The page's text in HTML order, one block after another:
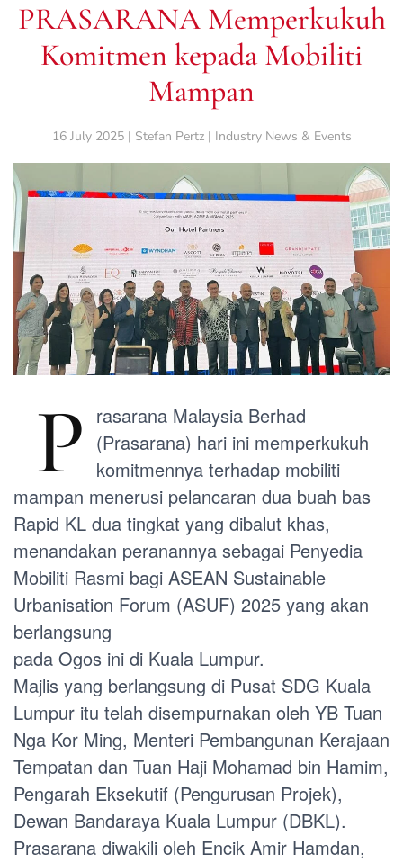
PRASARANA Memperkukuh
Komitmen kepada Mobiliti
Mampan
16 July 2025 | Stefan Pertz | Industry News & Events
P rasarana Malaysia Berhad
(Prasarana) hari ini memperkukuh
komitmennya terhadap mobiliti
mampan menerusi pelancaran dua buah bas
Rapid KL dua tingkat yang dibalut khas,
menandakan peranannya sebagai Penyedia
Mobiliti Rasmi bagi ASEAN Sustainable
Urbanisation Forum (ASUF) 2025 yang akan
berlangsung
pada Ogos ini di Kuala Lumpur.
Majlis yang berlangsung di Pusat SDG Kuala
Lumpur itu telah disempurnakan oleh YB Tuan
Nga Kor Ming, Menteri Pembangunan Kerajaan
Tempatan dan Tuan Haji Mohamad bin Hamim,
Pengarah Eksekutif (Pengurusan Projek),
Dewan Bandaraya Kuala Lumpur (DBKL).
Prasarana diwakili oleh Encik Amir Hamdan,